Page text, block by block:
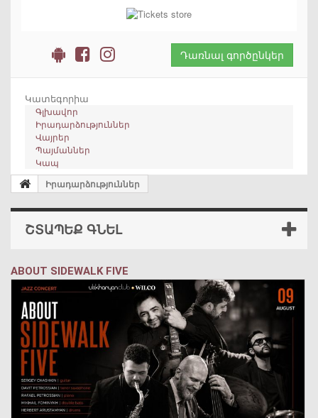
Դառնալ գործընկեր
Կատեգորիա
Գլխավոր
Իրադարձություններ
Վայրեր
Պայմաններ
Կապ
Իրադարձություններ
ՇՏԱՊԵՔ ԳՆԵԼ
ABOUT SIDEWALK FIVE